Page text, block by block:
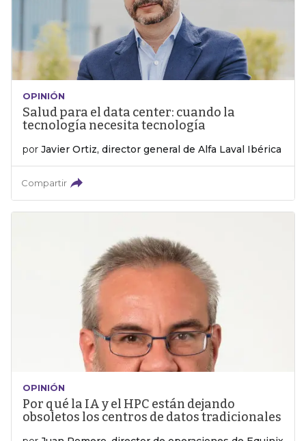
OPINIÓN
Salud para el data center: cuando la
tecnología necesita tecnología
por Javier Ortiz, director general de Alfa Laval Ibérica
Compartir
OPINIÓN
Por qué la IA y el HPC están dejando
obsoletos los centros de datos tradicionales